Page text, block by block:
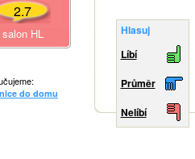
2.7
salon HL
do domu
Hlasuj
Líbí
Průměr
Nelíbí